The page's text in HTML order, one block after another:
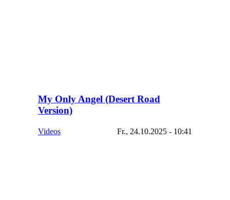
My Only Angel (Desert Road
Version)
Videos Fr., 24.10.2025 - 10:41